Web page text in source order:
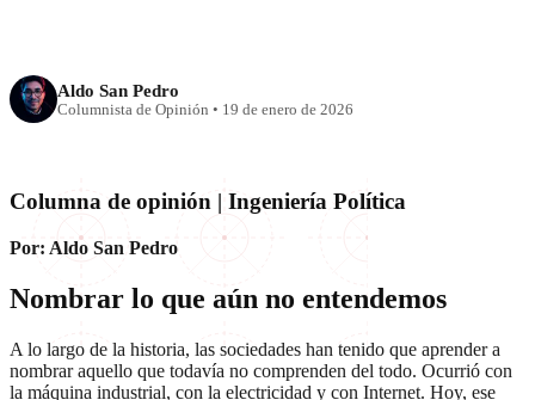
Aldo San Pedro
Columnista de Opinión • 19 de enero de 2026
Columna de opinión | Ingeniería Política
Por: Aldo San Pedro
Nombrar lo que aún no entendemos
A lo largo de la historia, las sociedades han tenido que aprender a
nombrar aquello que todavía no comprenden del todo. Ocurrió con
la máquina industrial, con la electricidad y con Internet. Hoy, ese